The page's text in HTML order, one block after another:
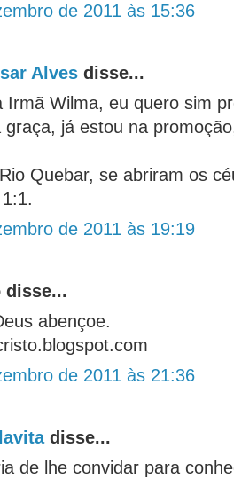
de 2011 às 15:36
Alves disse...
Irmã Wilma, eu quero sim
graça, já estou na
Quebar, se abriram os
de 2011 às 19:19
disse...
abençoe.
de 2011 às 21:36
disse...
de lhe convidar para